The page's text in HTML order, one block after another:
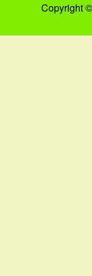
Copyright